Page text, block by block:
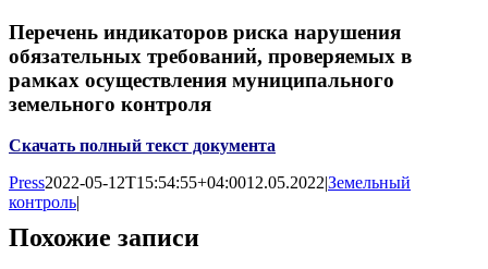
Перечень индикаторов риска нарушения
обязательных требований, проверяемых в
рамках осуществления муниципального
земельного контроля
Скачать полный текст документа
Press2022-05-12T15:54:55+04:0012.05.2022|Земельный
контроль|
Похожие записи